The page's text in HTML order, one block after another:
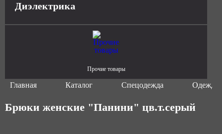
Диэлектрика
Прочие товары
Главная Каталог Спецодежда Одежда
Брюки женские "Панини" цв.т.серый